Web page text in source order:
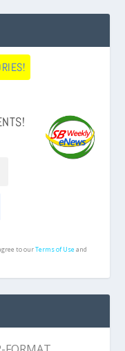
to ourTerms of Useand